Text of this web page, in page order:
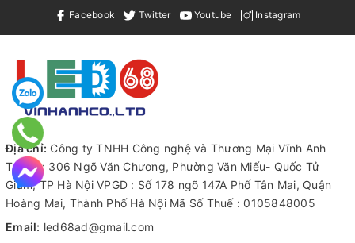
Ưu Điểm nổi bật của nguồn 12V 30A JC
Độ An Toàn và Tin Cậy
Có IC chống cháy nổ tự ngắt khi gặp sự cố về điện, tăng cường
Facebook Twitter Youtube Instagram
Địa chỉ: Công ty TNHH Công nghệ và Thương Mại Vĩnh Anh
Trụ sở : 306 Ngõ Văn Chương, Phường Văn Miếu- Quốc Tử
Giám, TP Hà Nội VPGD : Số 178 ngõ 147A Phố Tân Mai, Quận
Hoàng Mai, Thành Phố Hà Nội Mã Số Thuế : 0105848005
Email: led68ad@gmail.com